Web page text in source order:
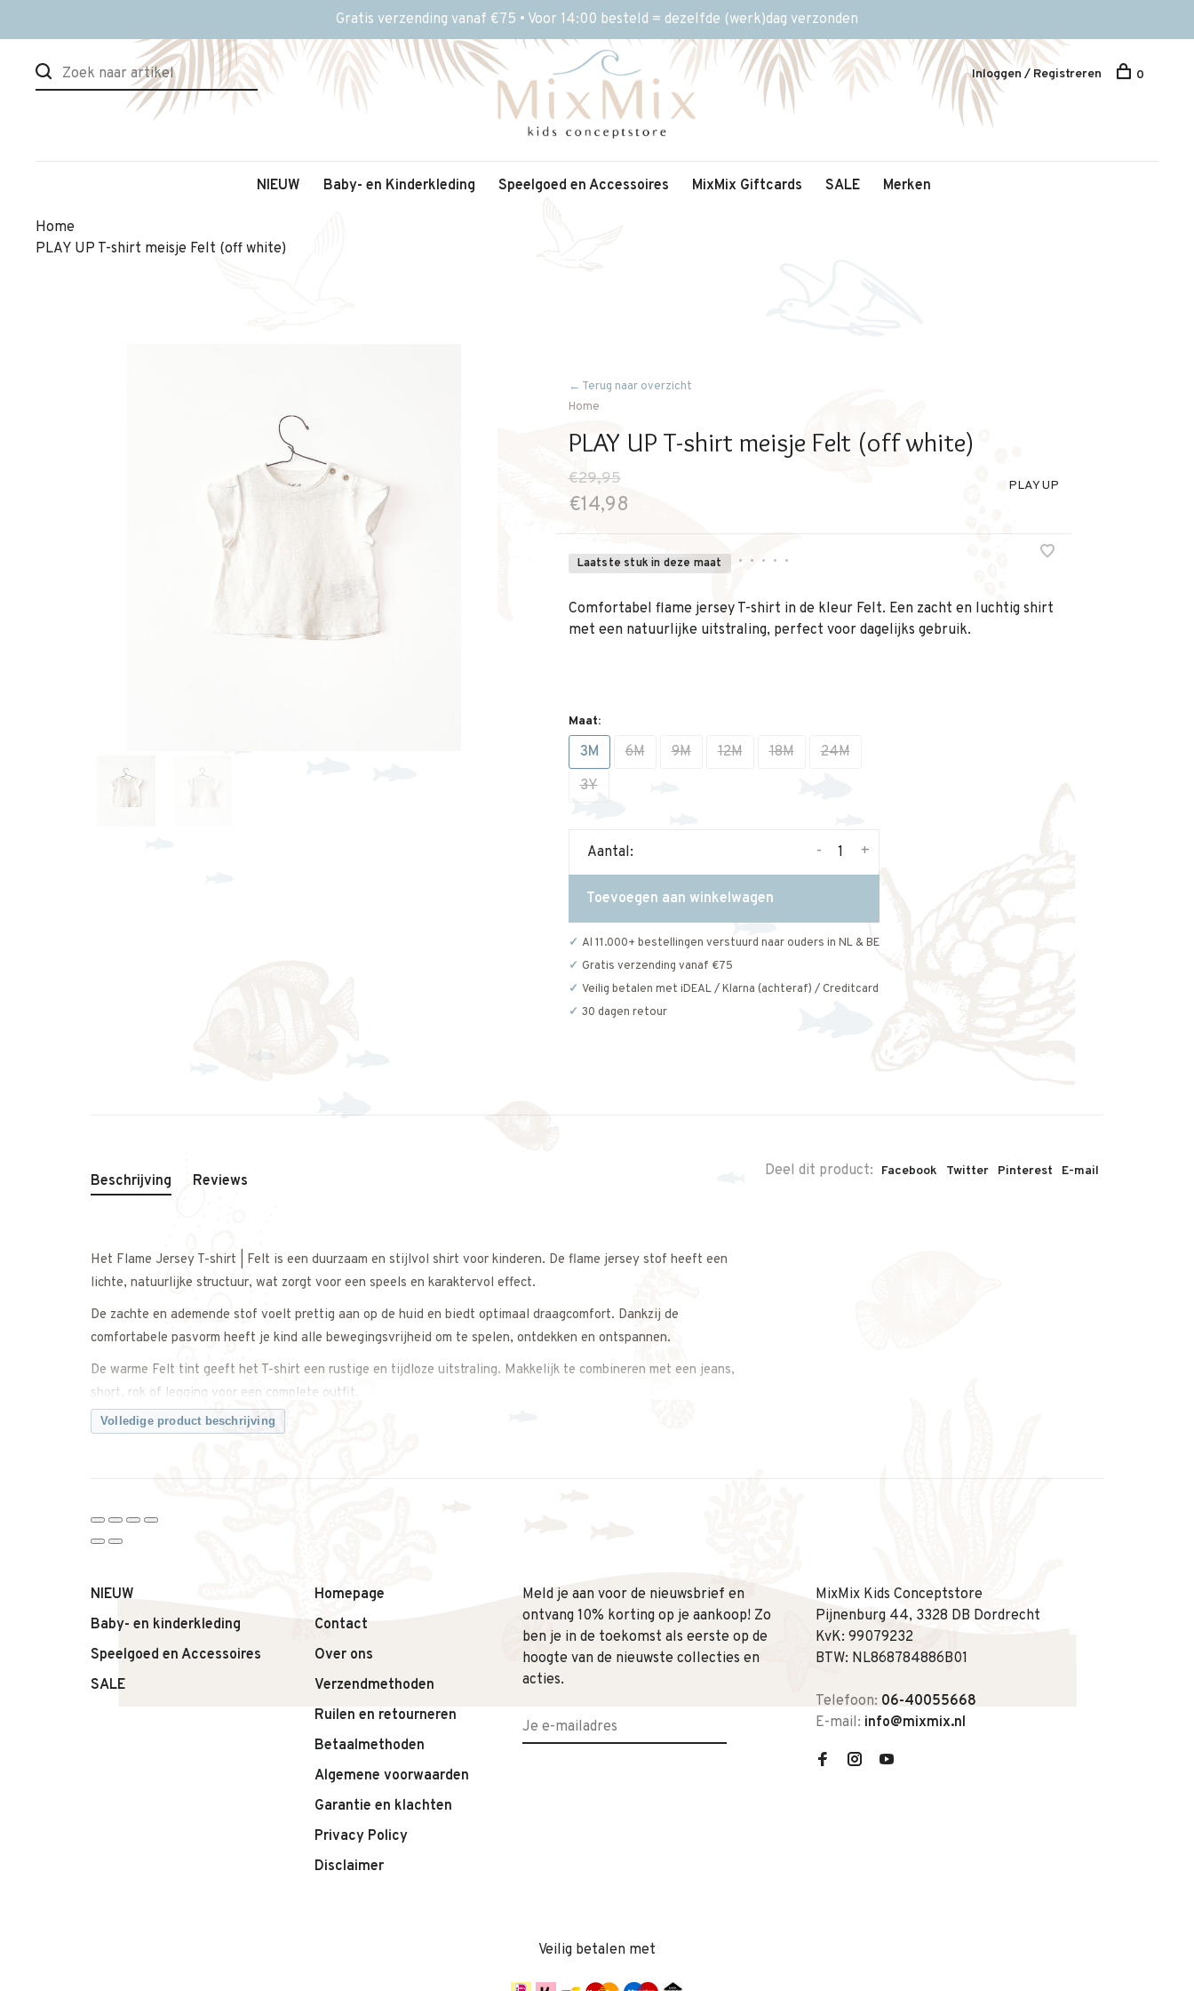
Gratis verzending vanaf €75 • Voor 14:00 besteld = dezelfde (werk)dag verzonden
NIEUW Baby- en Kinderkleding Speelgoed en Accessoires MixMix Giftcards SALE Merken
Inloggen / Registreren 0
Home
PLAY UP T-shirt meisje Felt (off white)
← Terug naar overzicht
Home
PLAY UP T-shirt meisje Felt (off white)
€29,95
€14,98
PLAY UP
Laatste stuk in deze maat • • • • •
Comfortabel flame jersey T-shirt in de kleur Felt. Een zacht en luchtig shirt
met een natuurlijke uitstraling, perfect voor dagelijks gebruik.
Maat:
3M 6M 9M 12M 18M
24M
3Y
Aantal: +
-
Toevoegen aan winkelwagen
Al 11.000+ bestellingen verstuurd naar ouders in NL & BE
Gratis verzending vanaf €75
Veilig betalen met iDEAL / Klarna (achteraf) / Creditcard
30 dagen retour
Deel dit product: Facebook Twitter Pinterest E-mail
Beschrijving Reviews
Het Flame Jersey T-shirt | Felt is een duurzaam en stijlvol shirt voor kinderen. De flame jersey stof heeft een
lichte, natuurlijke structuur, wat zorgt voor een speels en karaktervol effect.
De zachte en ademende stof voelt prettig aan op de huid en biedt optimaal draagcomfort. Dankzij de
comfortabele pasvorm heeft je kind alle bewegingsvrijheid om te spelen, ontdekken en ontspannen.
De warme Felt tint geeft het T-shirt een rustige en tijdloze uitstraling. Makkelijk te combineren met een jeans,
short, rok of legging voor een complete outfit.
Een veelzijdige basic met nét dat beetje extra door de subtiele structuur.
weet dat je de juiste maat bestelt.
• Flame jersey T-shirt
• Comfortabele pasvorm
• Kleur Felt
• Geschikt voor dagelijks gebruik
• Makkelijk te combineren
Volledige product beschrijving
NIEUW
Baby- en kinderkleding
Speelgoed en Accessoires
SALE
Homepage
Contact
Over ons
Verzendmethoden
Ruilen en retourneren
Betaalmethoden
Algemene voorwaarden
Garantie en klachten
Privacy Policy
Disclaimer
Meld je aan voor de nieuwsbrief en
ontvang 10% korting op je aankoop! Zo
ben je in de toekomst als eerste op de
hoogte van de nieuwste collecties en
acties.
MixMix Kids Conceptstore
Pijnenburg 44, 3328 DB Dordrecht
KvK: 99079232
BTW: NL868784886B01
Telefoon: 06-40055668
E-mail: info@mixmix.nl
Veilig betalen met